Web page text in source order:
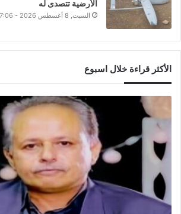
الأرضية تتصدى له
السبت, 8 أغسطس 2026 - 7:06 م
الأكثر قراءة خلال اسبوع